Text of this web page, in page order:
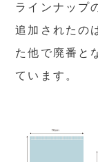
ラインナップ
追加されたの
た他で廃番と
ています。